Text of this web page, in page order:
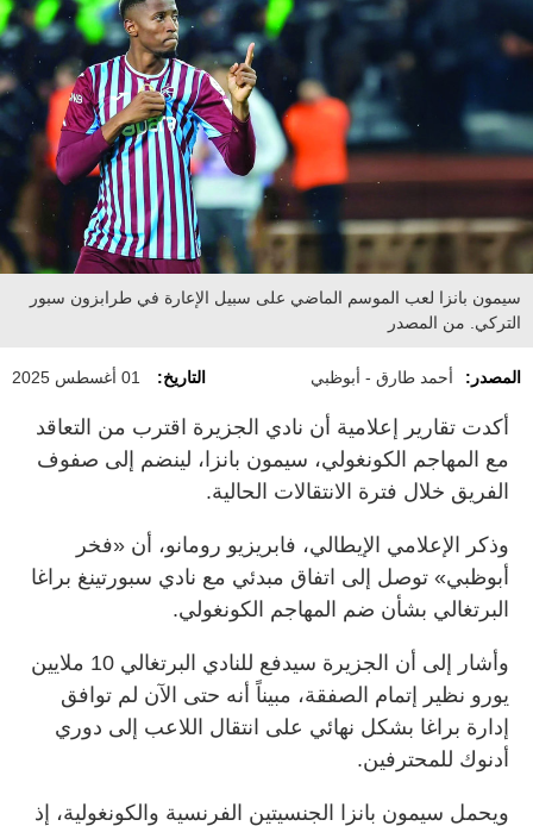
سيمون بانزا لعب الموسم الماضي على سبيل الإعارة في طرابزون سبور
التركي. من المصدر
المصدر: أحمد طارق - أبوظبي التاريخ: 01 أغسطس 2025
أكدت تقارير إعلامية أن نادي الجزيرة اقترب من التعاقد
مع المهاجم الكونغولي، سيمون بانزا، لينضم إلى صفوف
الفريق خلال فترة الانتقالات الحالية.
وذكر الإعلامي الإيطالي، فابريزيو رومانو، أن «فخر
أبوظبي» توصل إلى اتفاق مبدئي مع نادي سبورتينغ براغا
البرتغالي بشأن ضم المهاجم الكونغولي.
وأشار إلى أن الجزيرة سيدفع للنادي البرتغالي 10 ملايين
يورو نظير إتمام الصفقة، مبيناً أنه حتى الآن لم توافق
إدارة براغا بشكل نهائي على انتقال اللاعب إلى دوري
أدنوك للمحترفين.
ويحمل سيمون بانزا الجنسيتين الفرنسية والكونغولية، إذ